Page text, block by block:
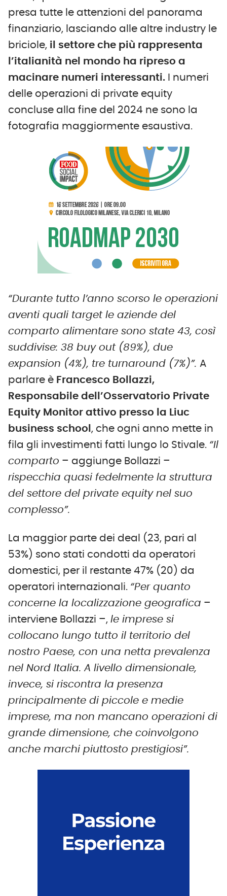
presa tutte le attenzioni del panorama
finanziario, lasciando alle altre industry le
briciole, il settore che più rappresenta
l’italianità nel mondo ha ripreso a
macinare numeri interessanti.
I numeri
delle operazioni di private equity
concluse alla fine del 2024 ne sono la
fotografia maggiormente esaustiva.
“Durante tutto l’anno scorso le operazioni
aventi quali target le aziende del
comparto alimentare sono state 43, così
suddivise: 38 buy out (89%), due
expansion (4%), tre turnaround (7%)”. A
parlare è Francesco Bollazzi,
Responsabile dell’Osservatorio Private
Equity Monitor attivo presso la Liuc
business school , che ogni anno mette in
fila gli investimenti fatti lungo lo Stivale. “Il
comparto – aggiunge Bollazzi –
rispecchia quasi fedelmente la struttura
del settore del private equity nel suo
complesso”.
La maggior parte dei deal (23, pari al
53%) sono stati condotti da operatori
domestici, per il restante 47% (20) da
operatori internazionali. “Per quanto
concerne la localizzazione geografica –
interviene Bollazzi –, le imprese si
collocano lungo tutto il territorio del
nostro Paese, con una netta prevalenza
nel Nord Italia. A livello dimensionale,
invece, si riscontra la presenza
principalmente di piccole e medie
imprese, ma non mancano operazioni di
grande dimensione, che coinvolgono
anche marchi piuttosto prestigiosi”.